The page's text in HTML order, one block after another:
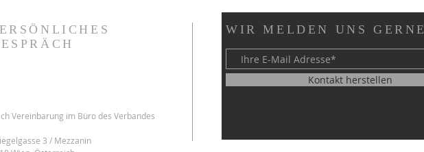
Vereinbarung im Büro des Verbandes
3 / Mezzanin
WIR MELDEN UNS GERNE
Kontakt herstellen